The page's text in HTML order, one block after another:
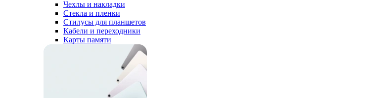
Чехлы и накладки
Стекла и пленки
Стилусы для планшетов
Кабели и переходники
Карты памяти